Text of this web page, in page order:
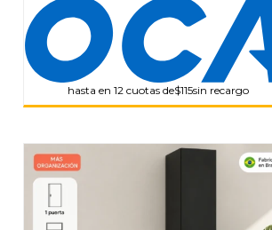
hasta en 12 cuotas de$115sin recargo